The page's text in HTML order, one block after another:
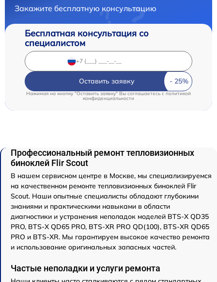
Закажите бесплатную консультацию
Бесплатная консультация со
специалистом
Оставить заявку
Нажимая на кнопку "Оставить заявку" Вы соглашаетесь cполитикой
конфиденциальности
Профессиональный ремонт тепловизионных
биноклей Flir Scout
В нашем сервисном центре в Москве, мы специализируемся
на качественном ремонте тепловизионных биноклей Flir
Scout. Наши опытные специалисты обладают глубокими
знаниями и практическими навыками в области
диагностики и устранения неполадок моделей BTS-X QD35
PRO, BTS-X QD65 PRO, BTS-XR PRO QD(100), BTS-XR QD65
PRO и BTS-XR. Мы гарантируем высокое качество ремонта
и использование оригинальных запасных частей.
Частые неполадки и услуги ремонта